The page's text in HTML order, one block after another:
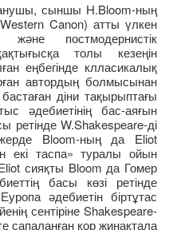
сыншы H.Bloom-ның
Canon) атты үлкен
постмодернистік
толы кезеңін
еңбегінде клласикалық
автордың болмысынан
діни тақырыптағы
әдебиетінің бас-аяғын
ретінде W.Shakespeare-ді
Bloom-ның да Eliot
екі таспа» туралы ойын
сияқты Bloom да Гомер
басы көзі ретінде
әдебиетін біртұтас
сентіріне Shakespeare-
сапаланған қор жинақтала